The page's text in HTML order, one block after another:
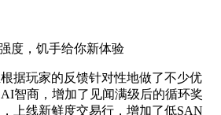
度，饥手给你新体验
据玩家的反馈针对性地做了不少优
智商，增加了见闻满级后的循环奖
上线新鲜度交易行，增加了低SAN